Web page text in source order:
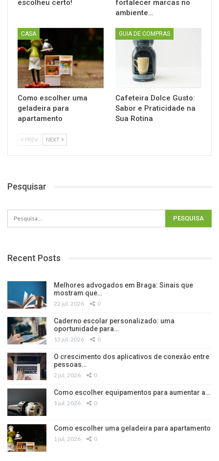
escolheu certo!
fortalecer marcas no
ambiente…
CASA
Como escolher uma
geladeira para
apartamento
GUIA DE COMPRAS
Cafeteira Dolce Gusto:
Sabor e Praticidade na
Sua Rotina
PREV NEXT
Pesquisar
Recent Posts
Melhores advogados em Braga: Sinais que
mostram que…
22 jul, 2026 0
Caderno escolar personalizado: uma
oportunidade para…
13 jul, 2026 0
O crescimento dos aplicativos de conexão entre
pessoas…
2 jul, 2026 0
Como escolher equipamentos para aumentar a…
1 jul, 2026 0
Como escolher uma geladeira para apartamento
1 jul, 2026 0